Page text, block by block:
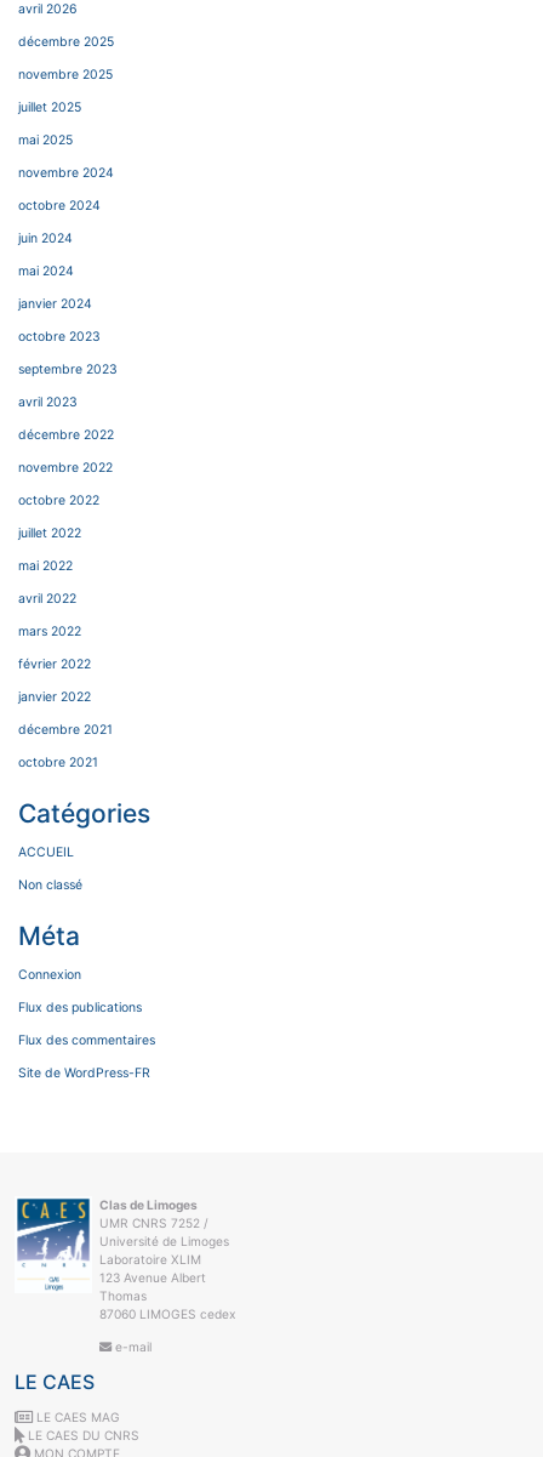
avril 2026
décembre 2025
novembre 2025
juillet 2025
mai 2025
novembre 2024
octobre 2024
juin 2024
mai 2024
janvier 2024
octobre 2023
septembre 2023
avril 2023
décembre 2022
novembre 2022
octobre 2022
juillet 2022
mai 2022
avril 2022
mars 2022
février 2022
janvier 2022
décembre 2021
octobre 2021
Catégories
ACCUEIL
Non classé
Méta
Connexion
Flux des publications
Flux des commentaires
Site de WordPress-FR
Clas de Limoges
UMR CNRS 7252 /
Université de Limoges
Laboratoire XLIM
123 Avenue Albert
Thomas
87060 LIMOGES cedex
e-mail
LE CAES
LE CAES MAG
LE CAES DU CNRS
MON COMPTE